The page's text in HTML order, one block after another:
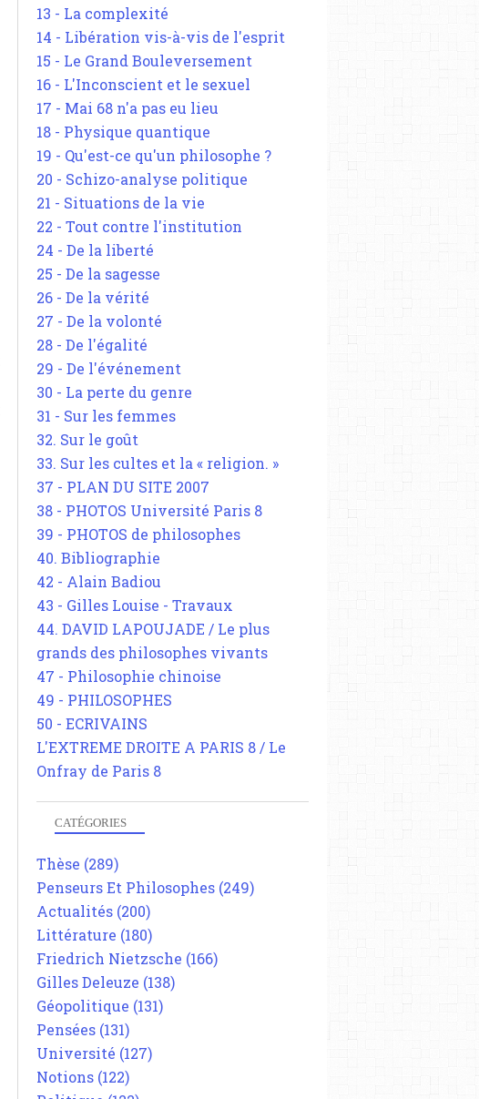
13 - La complexité
14 - Libération vis-à-vis de l'esprit
15 - Le Grand Bouleversement
16 - L'Inconscient et le sexuel
17 - Mai 68 n'a pas eu lieu
18 - Physique quantique
19 - Qu'est-ce qu'un philosophe ?
20 - Schizo-analyse politique
21 - Situations de la vie
22 - Tout contre l'institution
24 - De la liberté
25 - De la sagesse
26 - De la vérité
27 - De la volonté
28 - De l'égalité
29 - De l'événement
30 - La perte du genre
31 - Sur les femmes
32. Sur le goût
33. Sur les cultes et la « religion. »
37 - PLAN DU SITE 2007
38 - PHOTOS Université Paris 8
39 - PHOTOS de philosophes
40. Bibliographie
42 - Alain Badiou
43 - Gilles Louise - Travaux
44. DAVID LAPOUJADE / Le plus
grands des philosophes vivants
47 - Philosophie chinoise
49 - PHILOSOPHES
50 - ECRIVAINS
L'EXTREME DROITE A PARIS 8 / Le
Onfray de Paris 8
CATÉGORIES
Thèse (289)
Penseurs Et Philosophes (249)
Actualités (200)
Littérature (180)
Friedrich Nietzsche (166)
Gilles Deleuze (138)
Géopolitique (131)
Pensées (131)
Université (127)
Notions (122)